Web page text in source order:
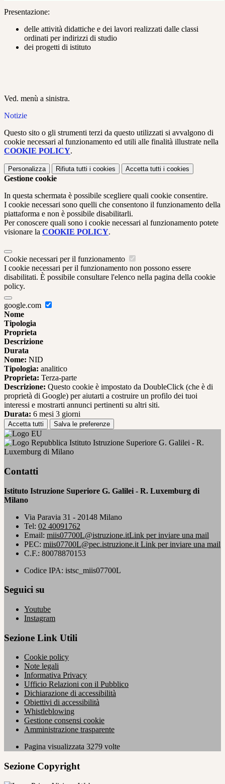
Presentazione:
delle attività didattiche e dei lavori realizzati dalle classi
ordinati per indirizzi di studio
dei progetti di istituto
Ved. menù a sinistra.
Notizie
Questo sito o gli strumenti terzi da questo utilizzati si avvalgono di
cookie necessari al funzionamento ed utili alle finalità illustrate nella
COOKIE POLICY.
Personalizza Rifiuta tutti i cookies Accetta tutti i cookies
Gestione cookie
In questa schermata è possibile scegliere quali cookie consentire.
I cookie necessari sono quelli che consentono il funzionamento della
piattaforma e non è possibile disabilitarli.
Per conoscere quali sono i cookie necessari al funzionamento potete
visionare la COOKIE POLICY.
Cookie necessari per il funzionamento
I cookie necessari per il funzionamento non possono essere
disabilitati. È possibile consultare l'elenco nella pagina della cookie
policy.
google.com
Nome
Tipologia
Proprieta
Descrizione
Durata
Nome: NID
Tipologia: analitico
Proprieta: Terza-parte
Descrizione: Questo cookie è impostato da DoubleClick (che è di
proprietà di Google) per aiutarti a costruire un profilo dei tuoi
interessi e mostrarti annunci pertinenti su altri siti.
Durata: 6 mesi 3 giorni
Accetta tutti Salva le preferenze
Istituto Istruzione Superiore G. Galilei - R.
Luxemburg di Milano
Contatti
Istituto Istruzione Superiore G. Galilei - R. Luxemburg di
Milano
Via Paravia 31 - 20148 Milano
Tel: 02 40091762
Email: miis07700L@istruzione.itLink per inviare una mail
PEC: miis07700L@pec.istruzione.it Link per inviare una mail
C.F.: 80078870153
Codice IPA: istsc_miis07700L
Seguici su
Youtube
Instagram
Sezione Link Utili
Cookie policy
Note legali
Informativa Privacy
Ufficio Relazioni con il Pubblico
Dichiarazione di accessibilità
Obiettivi di accessibilità
Whistleblowing
Gestione consensi cookie
Amministrazione trasparente
Pagina visualizzata 3279 volte
Sezione Copyright